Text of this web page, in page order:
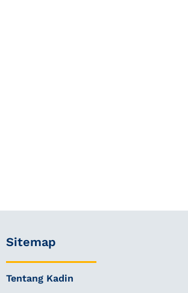
Sitemap
Tentang Kadin